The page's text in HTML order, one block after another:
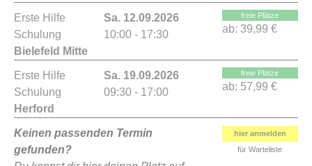
Erste Hilfe
Schulung
Bielefeld Mitte
Sa. 12.09.2026
10:00 - 17:30
freie Plätze
ab: 39,99 €
Erste Hilfe
Schulung
Herford
Sa. 19.09.2026
09:30 - 17:00
freie Plätze
ab: 57,99 €
Keinen passenden Termin
gefunden?
hier anmelden
für Warteliste